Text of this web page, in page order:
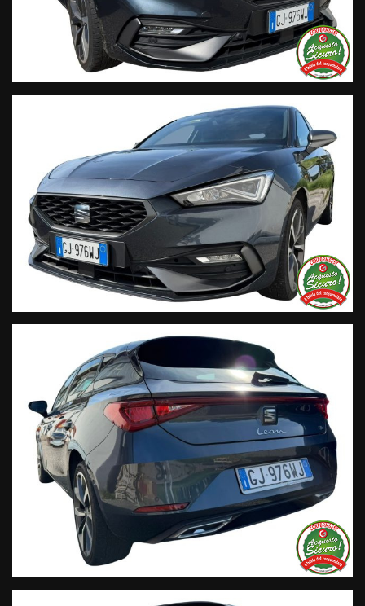
Live Chat Whatsapp:+ 39 347 2621925
Dal lunedì al venerdi 08:3012:00 – 14:30/19:30 Sabato 8:30
12:30 14.30 18.30
Trasparenza:
• Si precisa che le informazioni contenute negli annunci
online e nel proprio sito web sono state compilate con cura
affinché siano il più complete e precise; tuttavia possono
contenere errori e omissioni. Si declina ogni responsabilità
per eventuali involontarie incongruenze che non
rappresentano un impegno contrattuale.